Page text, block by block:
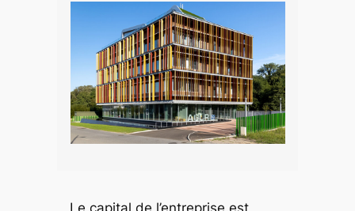
Le capital de l’entreprise est